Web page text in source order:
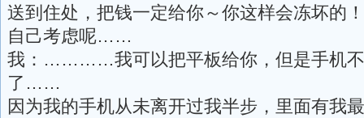
送到住处，把钱一定给你～你这样会冻坏的
自己考虑呢……
我：…………我可以把平板给你，但是手机
了……
因为我的手机从未离开过我半步，里面有我